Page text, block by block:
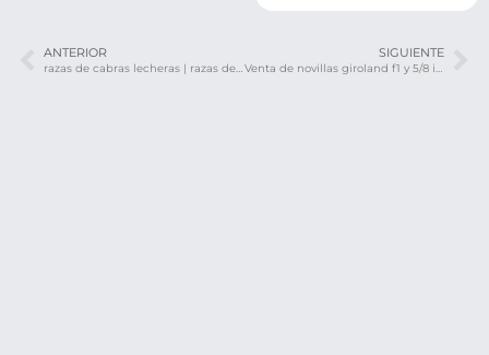
ANTERIOR SIGUIENTE